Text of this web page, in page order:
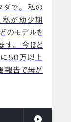
ダで。 私の
私が幼少期
のモデルを
す。 今ほど
に50万以上
報告で母が